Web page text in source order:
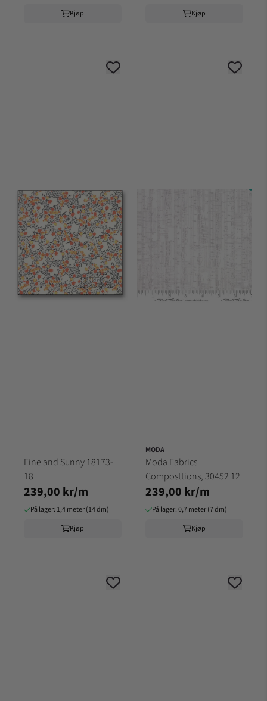
Kjøp Kjøp
Fine and Sunny 18173-
18
239,00 kr/m
På lager: 1,4 meter (14 dm)
Kjøp
MODA
Moda Fabrics
Composttions, 30452 12
239,00 kr/m
På lager: 0,7 meter (7 dm)
Kjøp